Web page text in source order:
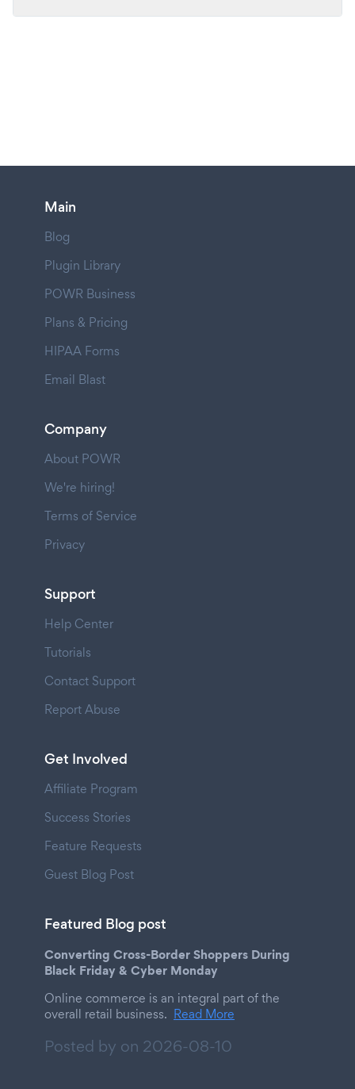
Main
Blog
Plugin Library
POWR Business
Plans & Pricing
HIPAA Forms
Email Blast
Company
About POWR
We're hiring!
Terms of Service
Privacy
Support
Help Center
Tutorials
Contact Support
Report Abuse
Get Involved
Affiliate Program
Success Stories
Feature Requests
Guest Blog Post
Featured Blog post
Converting Cross-Border Shoppers During
Black Friday & Cyber Monday
Online commerce is an integral part of the
overall retail business. Read More
Posted by on 2026-08-10